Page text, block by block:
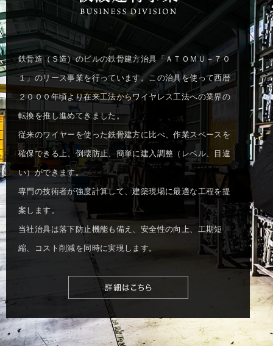
鉄骨造（Ｓ造）のビルの鉄骨建方治具「ＡＴＯＭＵ－７０
１」のリース事業を行っています。この治具を使って西暦
２０００年頃より在来工法からワイヤレス工法への業界の
転換を推し進めてきました。
従来のワイヤーを使った鉄骨建方に比べ、作業スペースを
確保できる上、倒壊防止、簡単に建入調整（レベル、目違
い）ができます。
専門の技術者が強度計算して、建築現場に最適な工程を提
案します。
当社治具は落下防止機能も備え、安全性の向上、工期短
縮、コスト削減を同時に実現します。